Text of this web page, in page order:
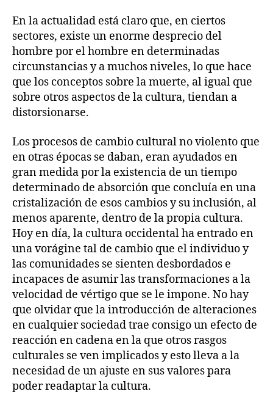
En la actualidad está claro que, en ciertos
sectores, existe un enorme desprecio del
hombre por el hombre en determinadas
circunstancias y a muchos niveles, lo que hace
que los conceptos sobre la muerte, al igual que
sobre otros aspectos de la cultura, tiendan a
distorsionarse.
Los procesos de cambio cultural no violento que
en otras épocas se daban, eran ayudados en
gran medida por la existencia de un tiempo
determinado de absorción que concluía en una
cristalización de esos cambios y su inclusión, al
menos aparente, dentro de la propia cultura.
Hoy en día, la cultura occidental ha entrado en
una vorágine tal de cambio que el individuo y
las comunidades se sienten desbordados e
incapaces de asumir las transformaciones a la
velocidad de vértigo que se le impone. No hay
que olvidar que la introducción de alteraciones
en cualquier sociedad trae consigo un efecto de
reacción en cadena en la que otros rasgos
culturales se ven implicados y esto lleva a la
necesidad de un ajuste en sus valores para
poder readaptar la cultura.